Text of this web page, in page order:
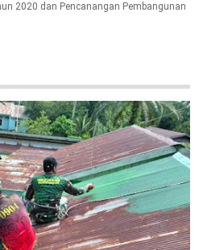
2020 dan Pencanangan Pembangunan